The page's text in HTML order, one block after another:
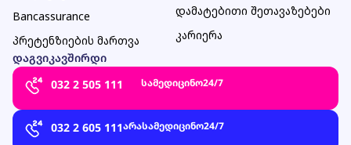
Bancassurance
პრეტენზიების მართვა
დამატებითი შეთავაზებები
კარიერა
დაგვიკავშირდი
032 2 505 111
სამედიცინო24/7
032 2 605 111არასამედიცინო24/7